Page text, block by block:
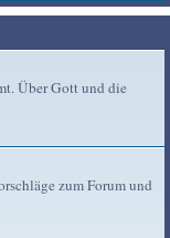
Über Gott und die
zum Forum und